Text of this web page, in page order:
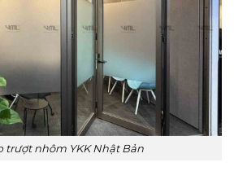
trượt nhôm YKK Nhật Bản